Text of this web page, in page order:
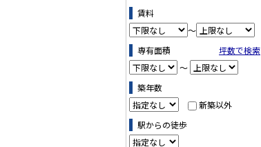
賃料
～
専有面積
坪数で検索
～
築年数
新築以外
駅からの徒歩